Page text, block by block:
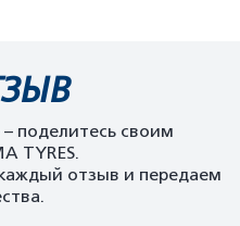
поделитесь своим
TYRES.
отзыв и передаем